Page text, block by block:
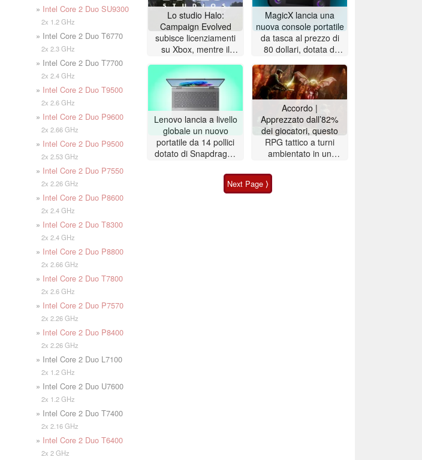
» Intel Core 2 Duo SU9300
2x 1.2 GHz
» Intel Core 2 Duo T6770
2x 2.3 GHz
» Intel Core 2 Duo T7700
2x 2.4 GHz
» Intel Core 2 Duo T9500
2x 2.6 GHz
» Intel Core 2 Duo P9600
2x 2.66 GHz
» Intel Core 2 Duo P9500
2x 2.53 GHz
» Intel Core 2 Duo P7550
2x 2.26 GHz
» Intel Core 2 Duo P8600
2x 2.4 GHz
» Intel Core 2 Duo T8300
2x 2.4 GHz
» Intel Core 2 Duo P8800
2x 2.66 GHz
» Intel Core 2 Duo T7800
2x 2.6 GHz
» Intel Core 2 Duo P7570
2x 2.26 GHz
» Intel Core 2 Duo P8400
2x 2.26 GHz
» Intel Core 2 Duo L7100
2x 1.2 GHz
» Intel Core 2 Duo U7600
2x 1.2 GHz
» Intel Core 2 Duo T7400
2x 2.16 GHz
» Intel Core 2 Duo T6400
2x 2 GHz
Lo studio Halo:
Campaign Evolved
subisce licenziamenti
su Xbox, mentre il
altalenanti
MagicX lancia una
nuova console portatile
da tasca al prezzo di
80 dollari, dotata di
risoluzione
Lenovo lancia a livello
globale un nuovo
portatile da 14 pollici
dotato di Snapdragon
della batteria superiore
Accordo |
Apprezzato dall’82%
dei giocatori, questo
RPG tattico a turni
ambientato in un
scontato del 72% su
Next Page ⟩